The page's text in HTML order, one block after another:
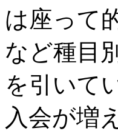
は座って
など種目
を引いて
入会が増